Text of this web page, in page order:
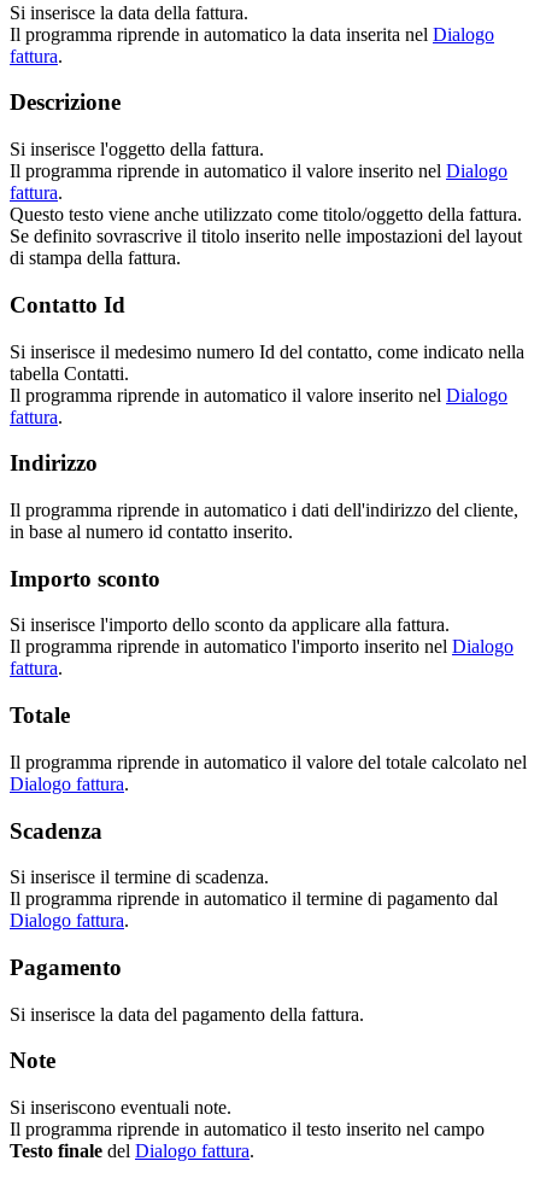
Si inserisce la data della fattura.
Il programma riprende in automatico la data inserita nel Dialogo
fattura.
Descrizione
Si inserisce l'oggetto della fattura.
Il programma riprende in automatico il valore inserito nel Dialogo
fattura.
Questo testo viene anche utilizzato come titolo/oggetto della fattura.
Se definito sovrascrive il titolo inserito nelle impostazioni del layout
di stampa della fattura.
Contatto Id
Si inserisce il medesimo numero Id del contatto, come indicato nella
tabella Contatti.
Il programma riprende in automatico il valore inserito nel Dialogo
fattura.
Indirizzo
Il programma riprende in automatico i dati dell'indirizzo del cliente,
in base al numero id contatto inserito.
Importo sconto
Si inserisce l'importo dello sconto da applicare alla fattura.
Il programma riprende in automatico l'importo inserito nel Dialogo
fattura.
Totale
Il programma riprende in automatico il valore del totale calcolato nel
Dialogo fattura.
Scadenza
Si inserisce il termine di scadenza.
Il programma riprende in automatico il termine di pagamento dal
Dialogo fattura.
Pagamento
Si inserisce la data del pagamento della fattura.
Note
Si inseriscono eventuali note.
Il programma riprende in automatico il testo inserito nel campo
Testo finale del Dialogo fattura.